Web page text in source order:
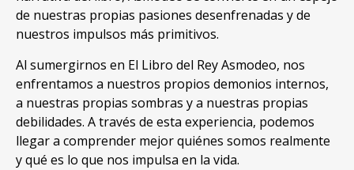
de nuestras propias pasiones desenfrenadas y de
nuestros impulsos más primitivos.
Al sumergirnos en El Libro del Rey Asmodeo, nos
enfrentamos a nuestros propios demonios internos,
a nuestras propias sombras y a nuestras propias
debilidades. A través de esta experiencia, podemos
llegar a comprender mejor quiénes somos realmente
y qué es lo que nos impulsa en la vida.